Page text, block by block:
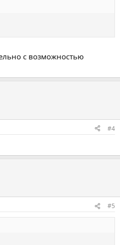
с возможностью
#4
#5